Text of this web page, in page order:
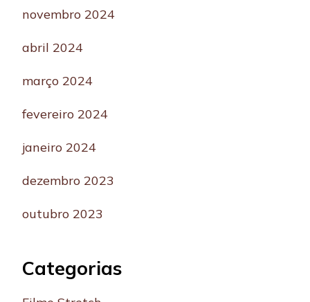
novembro 2024
abril 2024
março 2024
fevereiro 2024
janeiro 2024
dezembro 2023
outubro 2023
Categorias